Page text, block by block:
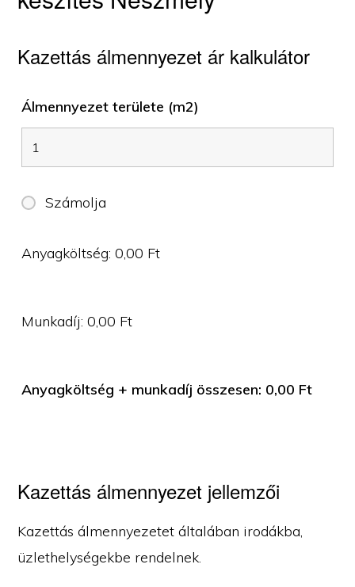
Kazettás álmennyezet ár kalkulátor
Álmennyezet területe (m2)
Számolja
Anyagköltség:0,00 Ft
Munkadíj:0,00 Ft
Anyagköltség + munkadíj összesen: 0,00 Ft
Kazettás álmennyezet jellemzői
Kazettás álmennyezetet általában irodákba,
üzlethelységekbe rendelnek.